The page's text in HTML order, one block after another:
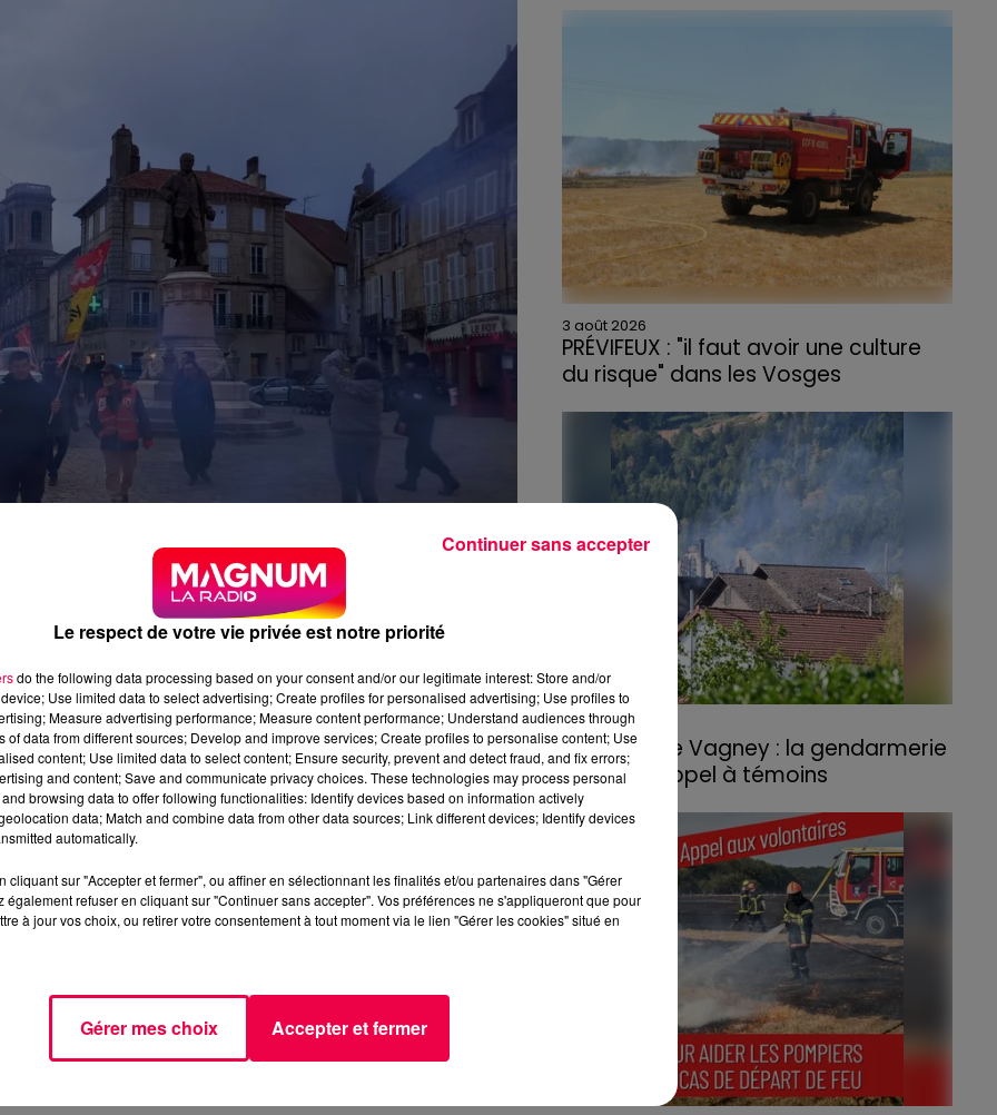
se mobilisent de nouveau ce mercredi 15 mars
une semaine décisive.
au nombre de manifestants qui diminues de grève
appellent à ne pas relâcher la pression.
piscine Gagarine à 6h30) à partir de 7h ; présence
à 17h00 place de l’Hôtel de Ville
3 août 2026
PRÉVIFEUX : "il faut avoir une culture
du risque" dans les Vosges
3 août 2026
Incendie de Vagney : la gendarmerie
lance un appel à témoins
Le feu, parti d'une haie avant de se propager
au quartier résidentiel, avait détruit deux
habitations et contraint à l'évacuation d'une
centaine de personnes.
Le respect de votre vie privée est notre priorité
do the following data processing based on your consent and/or our legitimate interest: Store and/or
Use limited data to select advertising; Create profiles for personalised advertising; Use profiles to
Measure advertising performance; Measure content performance; Understand audiences through
of data from different sources; Develop and improve services; Create profiles to personalise content; Use
content; Use limited data to select content; Ensure security, prevent and detect fraud, and fix errors;
and content; Save and communicate privacy choices. These technologies may process personal
browsing data to offer following functionalities: Identify devices based on information actively
data; Match and combine data from other data sources; Link different devices; Identify devices
automatically.
cliquant sur "Accepter et fermer", ou affiner en sélectionnant les finalités et/ou partenaires dans "Gérer
également refuser en cliquant sur "Continuer sans accepter". Vos préférences ne s'appliqueront que pour
à jour vos choix, ou retirer votre consentement à tout moment via le lien "Gérer les cookies" situé en
Gérer mes choix Accepter et fermer
Continuer sans accepter